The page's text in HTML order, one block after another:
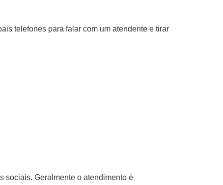
telefones para falar com um atendente e tirar
sociais. Geralmente o atendimento é